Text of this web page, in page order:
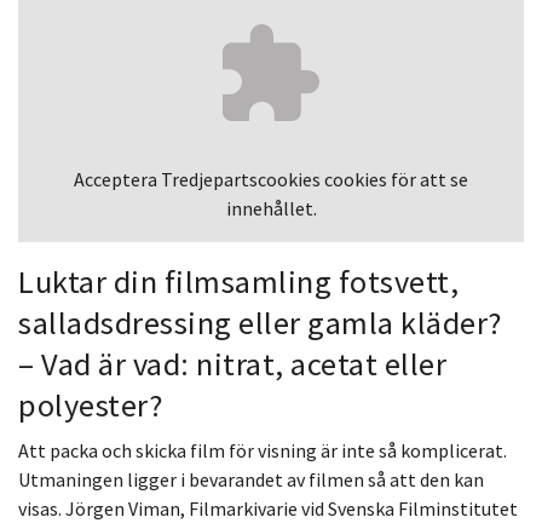
Acceptera Tredjepartscookies cookies för att se
innehållet.
Luktar din filmsamling fotsvett,
salladsdressing eller gamla kläder?
– Vad är vad: nitrat, acetat eller
polyester?
Att packa och skicka film för visning är inte så komplicerat.
Utmaningen ligger i bevarandet av filmen så att den kan
visas. Jörgen Viman, Filmarkivarie vid Svenska Filminstitutet